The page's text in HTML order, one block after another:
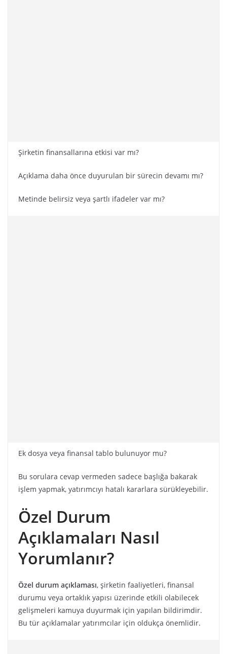
Şirketin finansallarına etkisi var mı?
Açıklama daha önce duyurulan bir sürecin devamı mı?
Metinde belirsiz veya şartlı ifadeler var mı?
Ek dosya veya finansal tablo bulunuyor mu?
Bu sorulara cevap vermeden sadece başlığa bakarak
işlem yapmak, yatırımcıyı hatalı kararlara sürükleyebilir.
Özel Durum
Açıklamaları Nasıl
Yorumlanır?
Özel durum açıklaması, şirketin faaliyetleri, finansal
durumu veya ortaklık yapısı üzerinde etkili olabilecek
gelişmeleri kamuya duyurmak için yapılan bildirimdir.
Bu tür açıklamalar yatırımcılar için oldukça önemlidir.